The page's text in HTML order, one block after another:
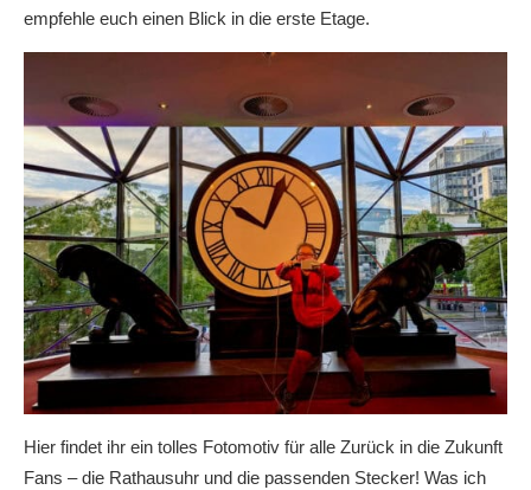
empfehle euch einen Blick in die erste Etage.
Hier findet ihr ein tolles Fotomotiv für alle Zurück in die Zukunft
Fans – die Rathausuhr und die passenden Stecker! Was ich